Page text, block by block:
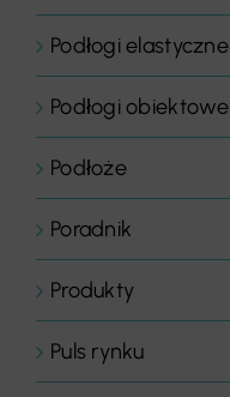
Podłogi elastyczne
Podłogi obiektowe
Podłoże
Poradnik
Produkty
Puls rynku